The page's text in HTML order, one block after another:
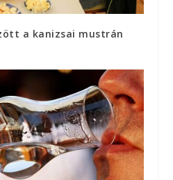
a kanizsai mustrán